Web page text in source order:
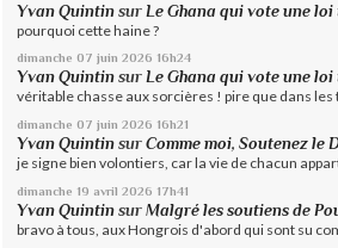
Yvan Quintin sur Le Ghana qui vote une loi
pourquoi cette haine ?
dimanche 07 juin 2026 16h24
Yvan Quintin surLe Ghana qui vote une loi
véritable chasse aux sorcières ! pire que dans les
dimanche 07 juin 2026 16h21
Yvan Quintin surComme moi, Soutenez le
je signe bien volontiers, car la vie de chacun
dimanche 19 avril 2026 17h41
Yvan Quintin surMalgré les soutiens de
bravo à tous, aux Hongrois d'abord qui sont su